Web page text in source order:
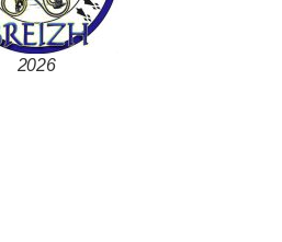
2026